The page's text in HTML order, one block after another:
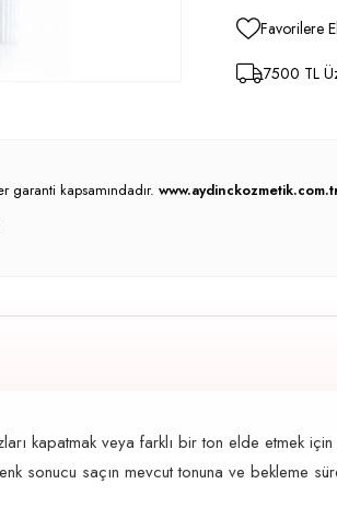
Favorilere
7500 TL
garanti kapsamındadır.
veya farklı bir ton elde etmek için
sonucu saçın mevcut tonuna ve bekleme